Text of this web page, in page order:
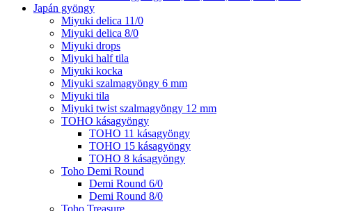
Japán gyöngy
Miyuki delica 11/0
Miyuki delica 8/0
Miyuki drops
Miyuki half tila
Miyuki kocka
Miyuki szalmagyöngy 6 mm
Miyuki tila
Miyuki twist szalmagyöngy 12 mm
TOHO kásagyöngy
TOHO 11 kásagyöngy
TOHO 15 kásagyöngy
TOHO 8 kásagyöngy
Toho Demi Round
Demi Round 6/0
Demi Round 8/0